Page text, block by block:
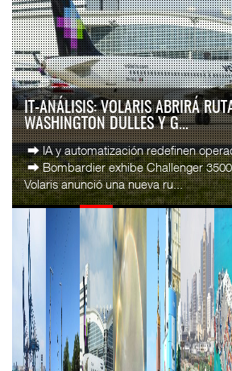
AMANAC, TREINTA Y NUEVE AÑOS
CAMBIO
La transformación del comercio
ha redefinido el papel del agente
durante décadas fue una actividad ...